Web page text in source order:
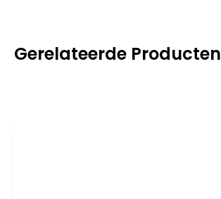
Gerelateerde Producten